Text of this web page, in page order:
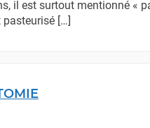
il est surtout mentionné «
[…]